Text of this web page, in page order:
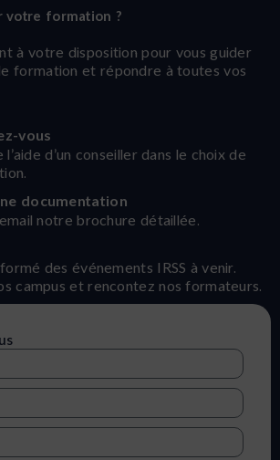
votre formation ?
à votre disposition pour vous guider
formation et répondre à toutes vos
vous
d’un conseiller dans le choix de
documentation
notre brochure détaillée.
des événements IRSS à venir.
campus et rencontez nos formateurs.